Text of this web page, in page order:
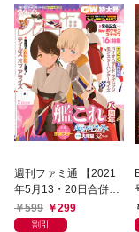
週刊ファミ通 【2021
年5月13・20日合併
号】599 299
割引